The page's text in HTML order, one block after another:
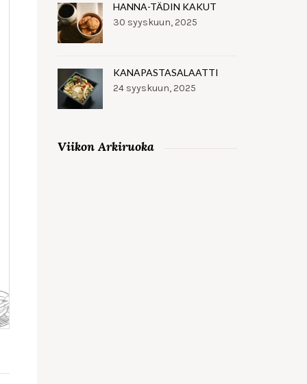
HANNA-TÄDIN KAKUT
30 syyskuun, 2025
KANAPASTASALAATTI
24 syyskuun, 2025
Viikon Arkiruoka